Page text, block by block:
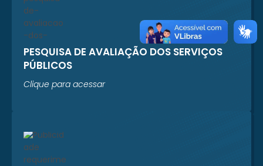
PESQUISA DE AVALIAÇÃO DOS SERVIÇOS
PÚBLICOS
Clique para acessar